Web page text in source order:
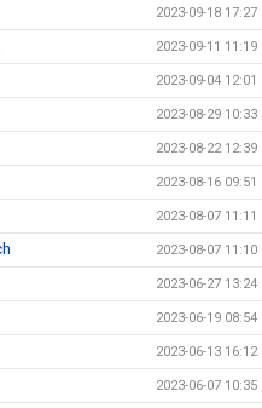
2023-09-18 17:27
2023-09-11 11:19
2023-09-04 12:01
2023-08-29 10:33
2023-08-22 12:39
2023-08-16 09:51
2023-08-07 11:11
2023-08-07 11:10
2023-06-27 13:24
2023-06-19 08:54
2023-06-13 16:12
2023-06-07 10:35